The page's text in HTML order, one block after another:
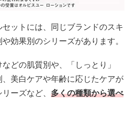
ットには、同じブランドのスキ
効果別のシリーズがあります。
などの肌質別 や、「しっとり」
美白ケアや年齢に応じたケアが
リーズなど、 多くの種類から選べ